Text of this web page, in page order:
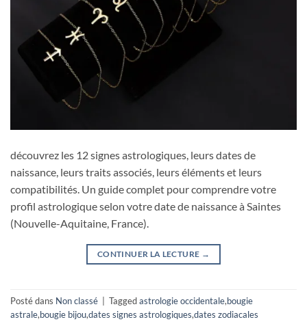
découvrez les 12 signes astrologiques, leurs dates de
naissance, leurs traits associés, leurs éléments et leurs
compatibilités. Un guide complet pour comprendre votre
profil astrologique selon votre date de naissance à Saintes
(Nouvelle-Aquitaine, France).
CONTINUER LA LECTURE →
Posté dans Non classé Taggedastrologie occidentale,bougie
astrale,bougie bijou,dates signes astrologiques,dates zodiacales